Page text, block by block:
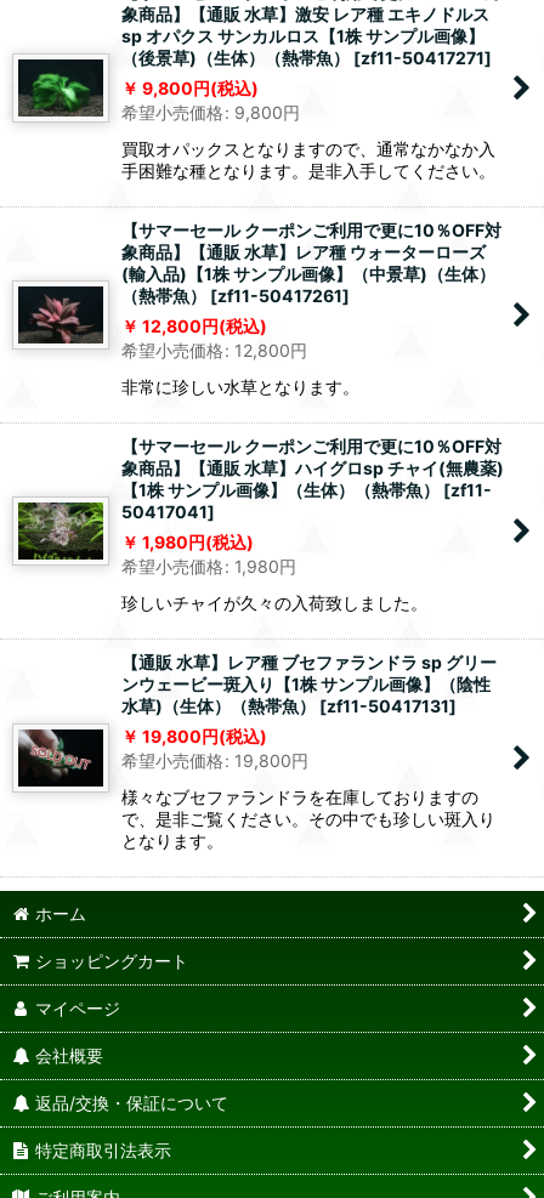
象商品】【通販 水草】激安 レア種 エキノドルス
sp オパクス サンカルロス【1株 サンプル画像】
（後景草)（生体）（熱帯魚）
[zf11-50417271]
9,800円(税込)
希望小売価格: 9,800円
買取オパックスとなりますので、通常なかなか入
手困難な種となります。是非入手してください。
【サマーセール クーポンご利用で更に10％OFF対
象商品】【通販 水草】レア種 ウォーターローズ
(輸入品)【1株 サンプル画像】（中景草)（生体）
（熱帯魚）
[zf11-50417261]
12,800円(税込)
希望小売価格: 12,800円
非常に珍しい水草となります。
【サマーセール クーポンご利用で更に10％OFF対
象商品】【通販 水草】ハイグロsp チャイ(無農薬)
【1株 サンプル画像】（生体）（熱帯魚）
[zf11-
50417041]
1,980円(税込)
希望小売価格: 1,980円
珍しいチャイが久々の入荷致しました。
【通販 水草】レア種 ブセファランドラ sp グリー
ンウェービー斑入り【1株 サンプル画像】（陰性
水草)（生体）（熱帯魚）
[zf11-50417131]
19,800円(税込)
希望小売価格: 19,800円
様々なブセファランドラを在庫しておりますの
で、是非ご覧ください。その中でも珍しい斑入り
となります。
ホーム
ショッピングカート
マイページ
会社概要
返品/交換・保証について
特定商取引法表示